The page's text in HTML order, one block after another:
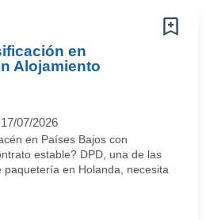
en
Alojamiento
17/07/2026
en Países Bajos con
estable? DPD, una de las
paquetería en Holanda, necesita